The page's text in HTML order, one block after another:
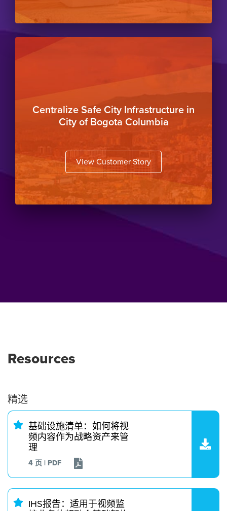
Centralize Safe City Infrastructure in
City of Bogota Columbia
View Customer Story
Resources
精选
基础设施清单：如何将视
频内容作为战略资产来管
理
4 页 | PDF
IHS报告：适用于视频监